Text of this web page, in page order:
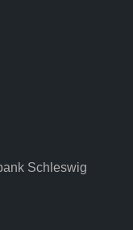
Schleswig